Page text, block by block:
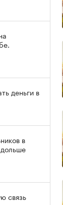
деньги в
в
связь